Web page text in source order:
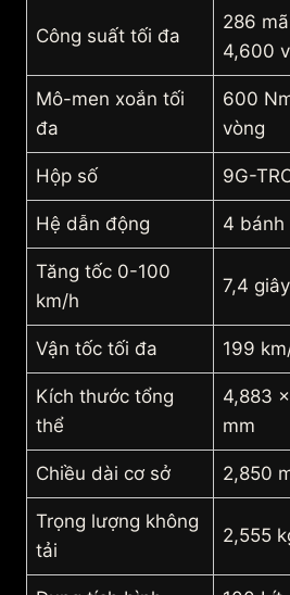
Công suất tối đa
286
4,600
Mô-men xoắn tối
đa
600
vòng
Hộp số 9G-
Hệ dẫn động 4 bánh
Tăng tốc 0-100
km/h
7,4 giây
Vận tốc tối đa 199
Kích thước tổng
thể
4,883
mm
Chiều dài cơ sở 2,850
Trọng lượng không
tải
2,555